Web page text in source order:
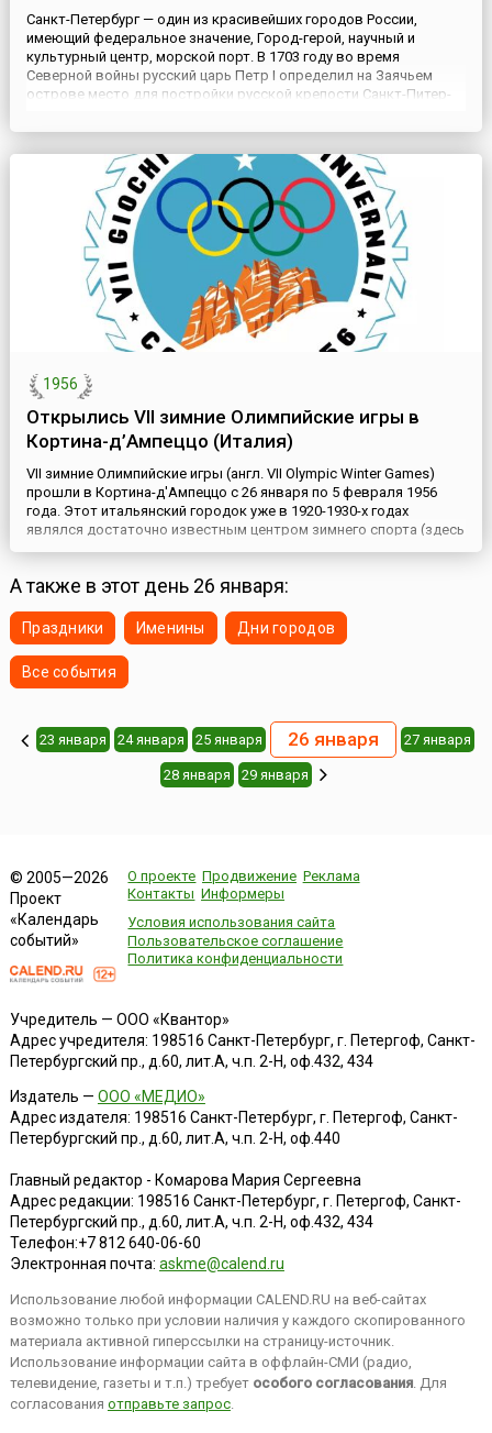
Санкт-Петербург — один из красивейших городов России,
имеющий федеральное значение, Город-герой, научный и
культурный центр, морской порт. В 1703 году во время
Северной войны русский царь Петр I определил на Заячьем
острове место для постройки русской крепости Санкт-Питер-
храма Петра и Павла, город стремительно расстраивался.
Санкт-Пе...
1956
Открылись VII зимние Олимпийские игры в
Кортина-д’Ампеццо (Италия)
VII зимние Олимпийские игры (англ. VII Olympic Winter Games)
прошли в Кортина-д'Ампеццо с 26 января по 5 февраля 1956
года. Этот итальянский городок уже в 1920-1930-х годах
являлся достаточно известным центром зимнего спорта (здесь
проводились соревнования мирового уровня по лыжному и
Олимпийские игры еще в 1944 году, но которые были отменены
А также в этот день 26 января:
Праздники Именины Дни городов
Все события
23 января 24 января 25 января 26 января 27 января
28 января 29 января
© 2005—2026
Проект
«Календарь
событий»
О проекте Продвижение Реклама
Контакты Информеры
Условия использования сайта
Пользовательское соглашение
Политика конфиденциальности
Учредитель — ООО «Квантор»
Адрес учредителя: 198516 Санкт-Петербург, г. Петергоф, Санкт-
Петербургский пр., д.60, лит.А, ч.п. 2-Н, оф.432, 434
Издатель — ООО «МЕДИО»
Адрес издателя: 198516 Санкт-Петербург, г. Петергоф, Санкт-
Петербургский пр., д.60, лит.А, ч.п. 2-Н, оф.440
Главный редактор - Комарова Мария Сергеевна
Адрес редакции: 198516 Санкт-Петербург, г. Петергоф, Санкт-
Петербургский пр., д.60, лит.А, ч.п. 2-Н, оф.432, 434
Телефон:+7 812 640-06-60
Электронная почта: askme@calend.ru
Использование любой информации CALEND.RU на веб-сайтах
возможно только при условии наличия у каждого скопированного
материала активной гиперссылки на страницу-источник.
Использование информации сайта в оффлайн-СМИ (радио,
телевидение, газеты и т.п.) требует особого согласования. Для
согласования отправьте запрос.